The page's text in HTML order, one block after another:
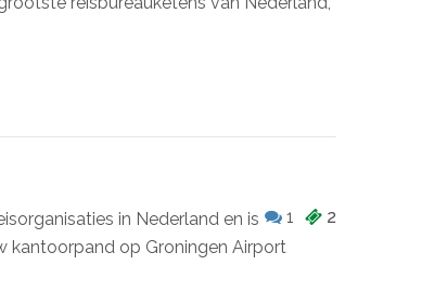
2
1
in Nederland en is
kantoorpand op Groningen Airport